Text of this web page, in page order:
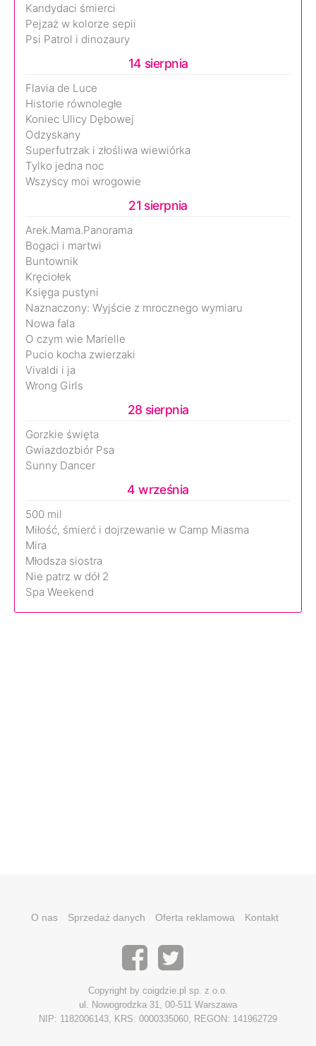
Kandydaci śmierci
Pejzaż w kolorze sepii
Psi Patrol i dinozaury
14 sierpnia
Flavia de Luce
Historie równoległe
Koniec Ulicy Dębowej
Odzyskany
Superfutrzak i złośliwa wiewiórka
Tylko jedna noc
Wszyscy moi wrogowie
21 sierpnia
Arek.Mama.Panorama
Bogaci i martwi
Buntownik
Kręciołek
Księga pustyni
Naznaczony: Wyjście z mrocznego wymiaru
Nowa fala
O czym wie Marielle
Pucio kocha zwierzaki
Vivaldi i ja
Wrong Girls
28 sierpnia
Gorzkie święta
Gwiazdozbiór Psa
Sunny Dancer
4 września
500 mil
Miłość, śmierć i dojrzewanie w Camp Miasma
Mira
Młodsza siostra
Nie patrz w dół 2
Spa Weekend
O nas Sprzedaż danych Oferta reklamowa Kontakt
Copyright by coigdzie.pl sp. z o.o.
ul. Nowogrodzka 31, 00-511 Warszawa
NIP: 1182006143, KRS: 0000335060, REGON: 141962729